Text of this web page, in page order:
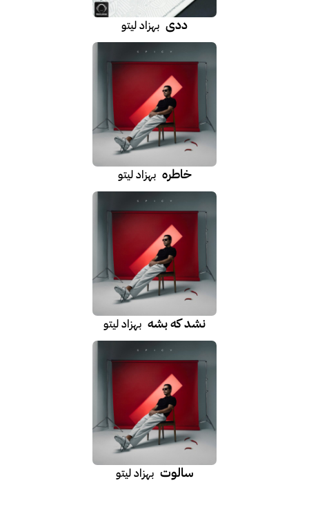
ددی بهزاد لیتو
خاطره بهزاد لیتو
نشد که بشه بهزاد لیتو
سالوت بهزاد لیتو